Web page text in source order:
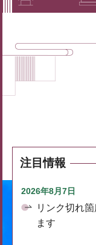
注目情報
2026年8月7日
リンク切れ
ます